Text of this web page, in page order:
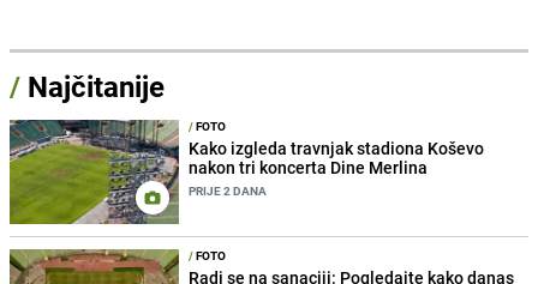
/ Najčitanije
/FOTO
Kako izgleda travnjak stadiona Koševo
nakon tri koncerta Dine Merlina
PRIJE 2 DANA
/FOTO
Radi se na sanaciji: Pogledajte kako danas